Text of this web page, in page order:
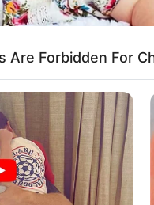
Are Forbidden For